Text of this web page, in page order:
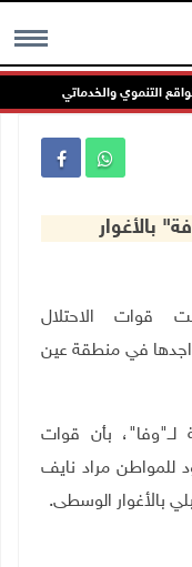
MENUالتنموي والخدماتي
بالأغوار
استولت قوات الاحتلال
تواجدها في منطقة عين
بأن قوات
للمواطن مراد نايف
بالأغوار الوسطى.